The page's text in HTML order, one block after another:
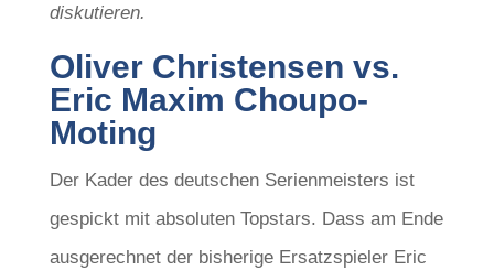
diskutieren.
Oliver Christensen vs.
Eric Maxim Choupo-
Moting
Der Kader des deutschen Serienmeisters ist
gespickt mit absoluten Topstars. Dass am Ende
ausgerechnet der bisherige Ersatzspieler Eric